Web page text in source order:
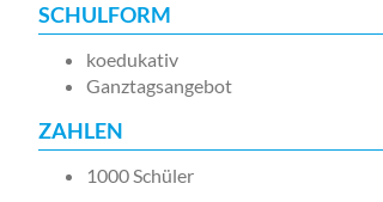
SCHULFORM
koedukativ
Ganztagsangebot
ZAHLEN
1000 Schüler